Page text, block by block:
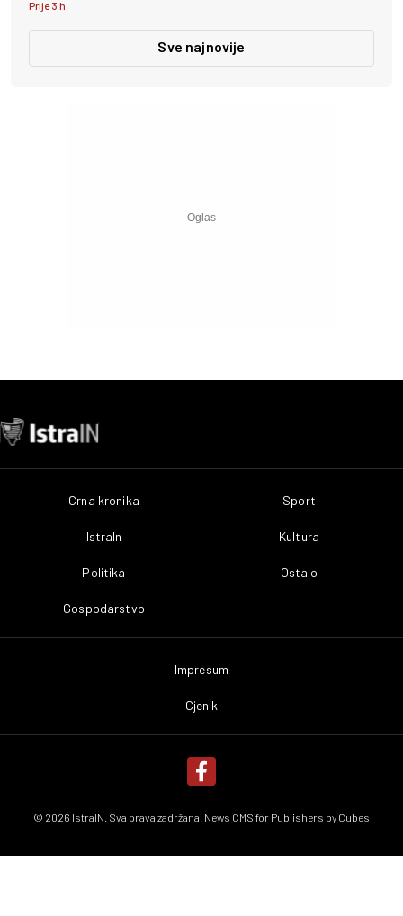
Prije 3 h
Sve najnovije
Crna kronika
IstraIn
Politika
Gospodarstvo
Sport
Kultura
Ostalo
Impresum
Cjenik
© 2026 IstraIN. Sva prava zadržana. News CMS for Publishers by Cubes